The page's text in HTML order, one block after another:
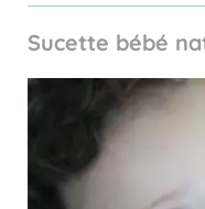
Sucette bébé